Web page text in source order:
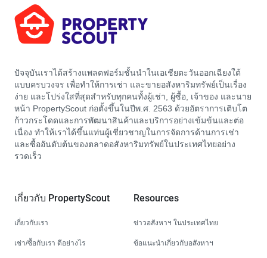
ปัจจุบันเราได้สร้างแพลตฟอร์มชั้นนำในเอเชียตะวันออกเฉียงใต้
แบบครบวงจร เพื่อทำให้การเช่า และขายอสังหาริมทรัพย์เป็นเรื่อง
ง่าย และโปร่งใสที่สุดสำหรับทุกคนทั้งผู้เช่า, ผู้ซื้อ, เจ้าของ และนาย
หน้า PropertyScout ก่อตั้งขึ้นในปีพ.ศ. 2563 ด้วยอัตราการเติบโต
ก้าวกระโดดและการพัฒนาสินค้าและบริการอย่างเข้มข้นและต่อ
เนื่อง ทำให้เราได้ขึ้นแท่นผู้เชี่ยวชาญในการจัดการด้านการเช่า
และซื้ออันดับต้นของตลาดอสังหาริมทรัพย์ในประเทศไทยอย่าง
รวดเร็ว
เกี่ยวกับ PropertyScout
เกี่ยวกับเรา
เช่า/ซื้อกับเรา ดีอย่างไร
Resources
ข่าวอสังหาฯ ในประเทศไทย
ข้อแนะนำเกี่ยวกับอสังหาฯ